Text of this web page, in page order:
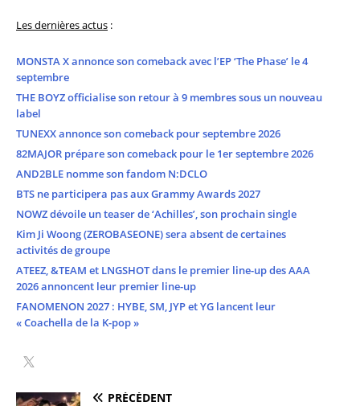
Les dernières actus :
MONSTA X annonce son comeback avec l’EP ‘The Phase’ le 4
septembre
THE BOYZ officialise son retour à 9 membres sous un nouveau
label
TUNEXX annonce son comeback pour septembre 2026
82MAJOR prépare son comeback pour le 1er septembre 2026
AND2BLE nomme son fandom N:DCLO
BTS ne participera pas aux Grammy Awards 2027
NOWZ dévoile un teaser de ‘Achilles’, son prochain single
Kim Ji Woong (ZEROBASEONE) sera absent de certaines
activités de groupe
ATEEZ, &TEAM et LNGSHOT dans le premier line-up des AAA
2026 annoncent leur premier line-up
FANOMENON 2027 : HYBE, SM, JYP et YG lancent leur
« Coachella de la K-pop »
PRÉCÉDENT